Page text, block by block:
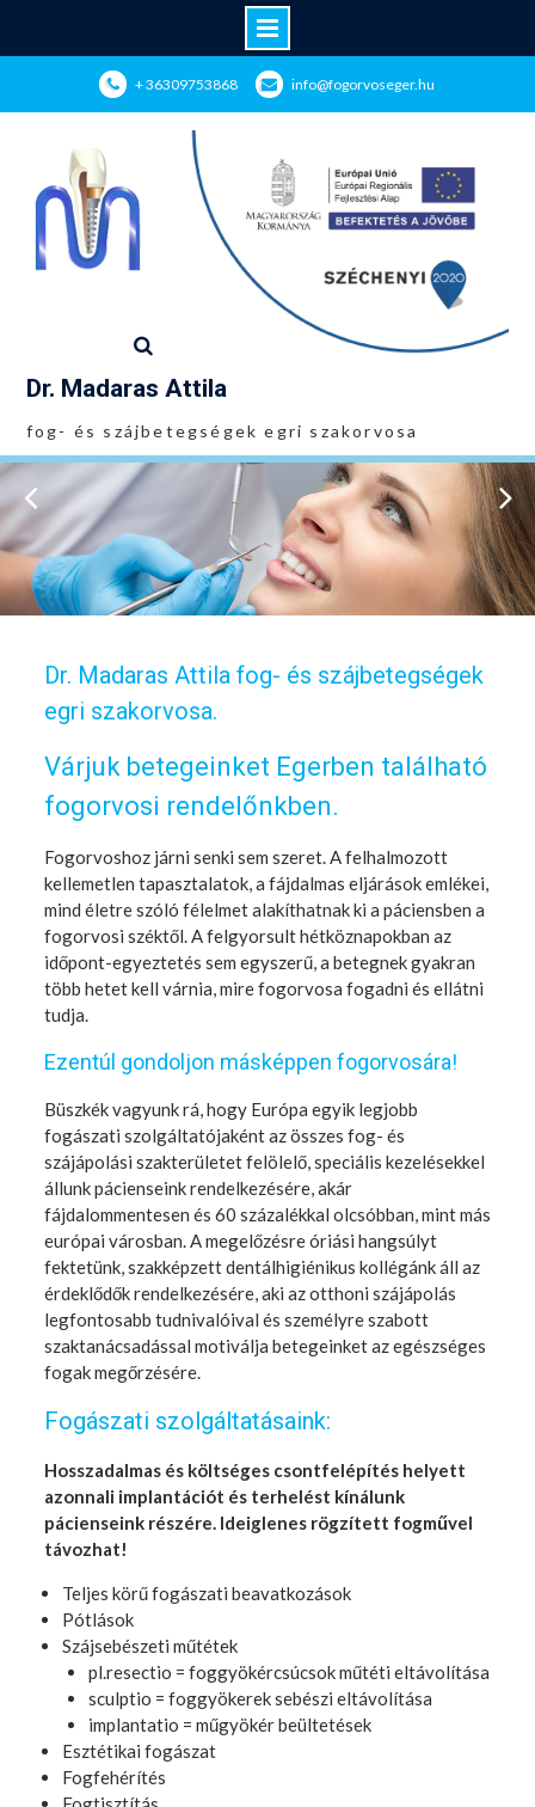
content
+ 36309753868 info@fogorvoseger.hu
Dr. Madaras Attila
fog- és szájbetegségek egri szakorvosa
Dr. Madaras Attila fog- és szájbetegségek
egri szakorvosa.
Várjuk betegeinket Egerben található
fogorvosi rendelőnkben.
Fogorvoshoz járni senki sem szeret. A felhalmozott
kellemetlen tapasztalatok, a fájdalmas eljárások emlékei,
mind életre szóló félelmet alakíthatnak ki a páciensben a
fogorvosi széktől. A felgyorsult hétköznapokban az
időpont-egyeztetés sem egyszerű, a betegnek gyakran
több hetet kell várnia, mire fogorvosa fogadni és ellátni
tudja.
Ezentúl gondoljon másképpen fogorvosára!
Büszkék vagyunk rá, hogy Európa egyik legjobb
fogászati szolgáltatójaként az összes fog- és
szájápolási szakterületet felölelő, speciális kezelésekkel
állunk pácienseink rendelkezésére, akár
fájdalommentesen és 60 százalékkal olcsóbban, mint más
európai városban. A megelőzésre óriási hangsúlyt
fektetünk, szakképzett dentálhigiénikus kollégánk áll az
érdeklődők rendelkezésére, aki az otthoni szájápolás
legfontosabb tudnivalóival és személyre szabott
szaktanácsadással motiválja betegeinket az egészséges
fogak megőrzésére.
Fogászati szolgáltatásaink:
Hosszadalmas és költséges csontfelépítés helyett
azonnali implantációt és terhelést kínálunk
pácienseink részére. Ideiglenes rögzített fogművel
távozhat!
Teljes körű fogászati beavatkozások
Pótlások
Szájsebészeti műtétek
pl.resectio = foggyökércsúcsok műtéti eltávolítása
sculptio = foggyökerek sebészi eltávolítása
implantatio = műgyökér beültetések
Esztétikai fogászat
Fogfehérítés